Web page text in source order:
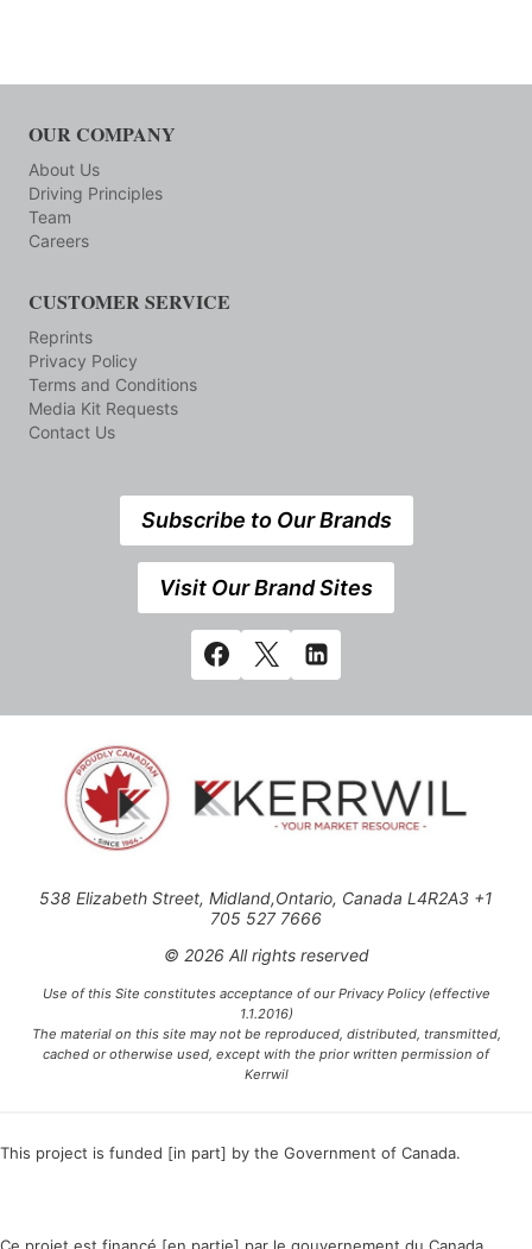
OUR COMPANY
About Us
Driving Principles
Team
Careers
CUSTOMER SERVICE
Reprints
Privacy Policy
Terms and Conditions
Media Kit Requests
Contact Us
Subscribe to Our Brands
Visit Our Brand Sites
538 Elizabeth Street, Midland,Ontario, Canada L4R2A3 +1
705 527 7666
© 2026 All rights reserved
Use of this Site constitutes acceptance of our Privacy Policy (effective
1.1.2016)
The material on this site may not be reproduced, distributed, transmitted,
cached or otherwise used, except with the prior written permission of
Kerrwil
This project is funded [in part] by the Government of Canada.